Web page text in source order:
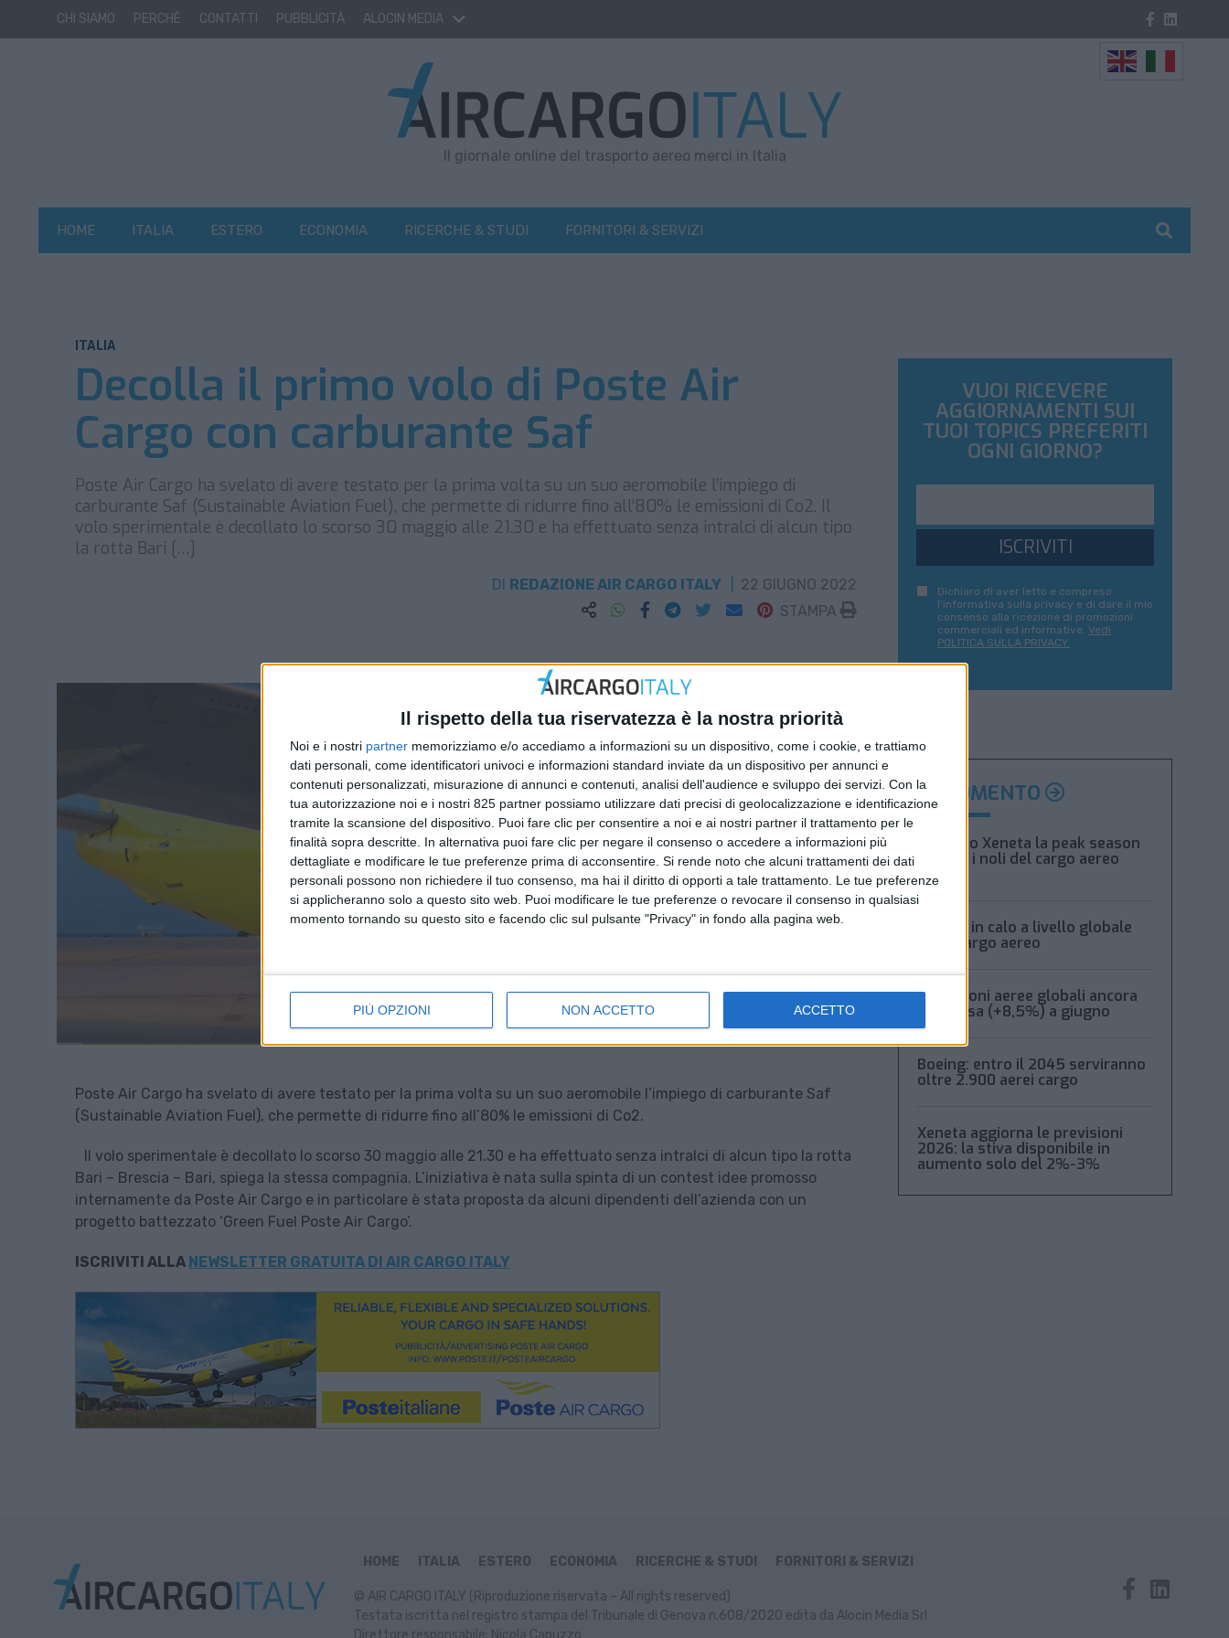
Il rispetto della tua riservatezza è la nostra priorità
Noi e i nostri partner memorizziamo e/o accediamo a informazioni su un dispositivo, come i cookie, e trattiamo
dati personali, come identificatori univoci e informazioni standard inviate da un dispositivo per annunci e
contenuti personalizzati, misurazione di annunci e contenuti, analisi dell'audience e sviluppo dei servizi. Con la
tua autorizzazione noi e i nostri 825 partner possiamo utilizzare dati precisi di geolocalizzazione e identificazione
tramite la scansione del dispositivo. Puoi fare clic per consentire a noi e ai nostri partner il trattamento per le
finalità sopra descritte. In alternativa puoi fare clic per negare il consenso o accedere a informazioni più
dettagliate e modificare le tue preferenze prima di acconsentire. Si rende noto che alcuni trattamenti dei dati
personali possono non richiedere il tuo consenso, ma hai il diritto di opporti a tale trattamento. Le tue preferenze
si applicheranno solo a questo sito web. Puoi modificare le tue preferenze o revocare il consenso in qualsiasi
momento tornando su questo sito e facendo clic sul pulsante "Privacy" in fondo alla pagina web.
PIÙ OPZIONI NON ACCETTO ACCETTO
CHI SIAMO PERCHÈ CONTATTI PUBBLICITÀ ALOCIN MEDIA
Il giornale online del trasporto aereo merci in Italia
HOME ITALIA ESTERO ECONOMIA RICERCHE & STUDI FORNITORI & SERVIZI
ITALIA
Decolla il primo volo di Poste Air
Cargo con carburante Saf
Poste Air Cargo ha svelato di avere testato per la prima volta su un suo aeromobile l’impiego di
carburante Saf (Sustainable Aviation Fuel), che permette di ridurre fino all’80% le emissioni di Co2. Il
volo sperimentale è decollato lo scorso 30 maggio alle 21.30 e ha effettuato senza intralci di alcun tipo
la rotta Bari […]
DI REDAZIONE AIR CARGO ITALY
22 GIUGNO 2022
STAMPA
Poste Air Cargo ha svelato di avere testato per la prima volta su un suo aeromobile l’impiego di carburante Saf
(Sustainable Aviation Fuel), che permette di ridurre fino all’80% le emissioni di Co2.
Il volo sperimentale è decollato lo scorso 30 maggio alle 21.30 e ha effettuato senza intralci di alcun tipo la rotta
Bari – Brescia – Bari, spiega la stessa compagnia. L’iniziativa è nata sulla spinta di un contest idee promosso
internamente da Poste Air Cargo e in particolare è stata proposta da alcuni dipendenti dell’azienda con un
progetto battezzato ‘Green Fuel Poste Air Cargo’.
ISCRIVITI ALLA NEWSLETTER GRATUITA DI AIR CARGO ITALY
VUOI RICEVERE
AGGIORNAMENTI SUI
TUOI TOPICS PREFERITI
OGNI GIORNO?
ISCRIVITI
Dichiaro di aver letto e compreso
l'informativa sulla privacy e di dare il mio
consenso alla ricezione di promozioni
commerciali ed informative. Vedi
POLITICA SULLA PRIVACY.
ARGOMENTO
Secondo Xeneta la peak season
frena e i noli del cargo aereo
calano
Volumi in calo a livello globale
per il cargo aereo
Spedizioni aeree globali ancora
in ripresa (+8,5%) a giugno
Boeing: entro il 2045 serviranno
oltre 2.900 aerei cargo
Xeneta aggiorna le previsioni
2026: la stiva disponibile in
aumento solo del 2%-3%
HOME ITALIA ESTERO ECONOMIA RICERCHE & STUDI FORNITORI & SERVIZI
© AIR CARGO ITALY (Riproduzione riservata – All rights reserved)
Testata iscritta nel registro stampa del Tribunale di Genova n.608/2020 edita da Alocin Media Srl